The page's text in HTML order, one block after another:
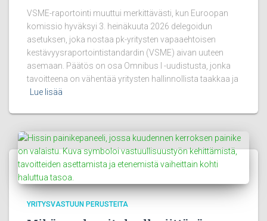
VSME-raportointi muuttui merkittävästi, kun Euroopan
komissio hyväksyi 3. heinäkuuta 2026 delegoidun
asetuksen, joka nostaa pk-yritysten vapaaehtoisen
kestävyysraportointistandardin (VSME) aivan uuteen
asemaan. Päätös on osa Omnibus I -uudistusta, jonka
tavoitteena on vähentää yritysten hallinnollista taakkaa ja
Lue lisää
YRITYSVASTUUN PERUSTEITA